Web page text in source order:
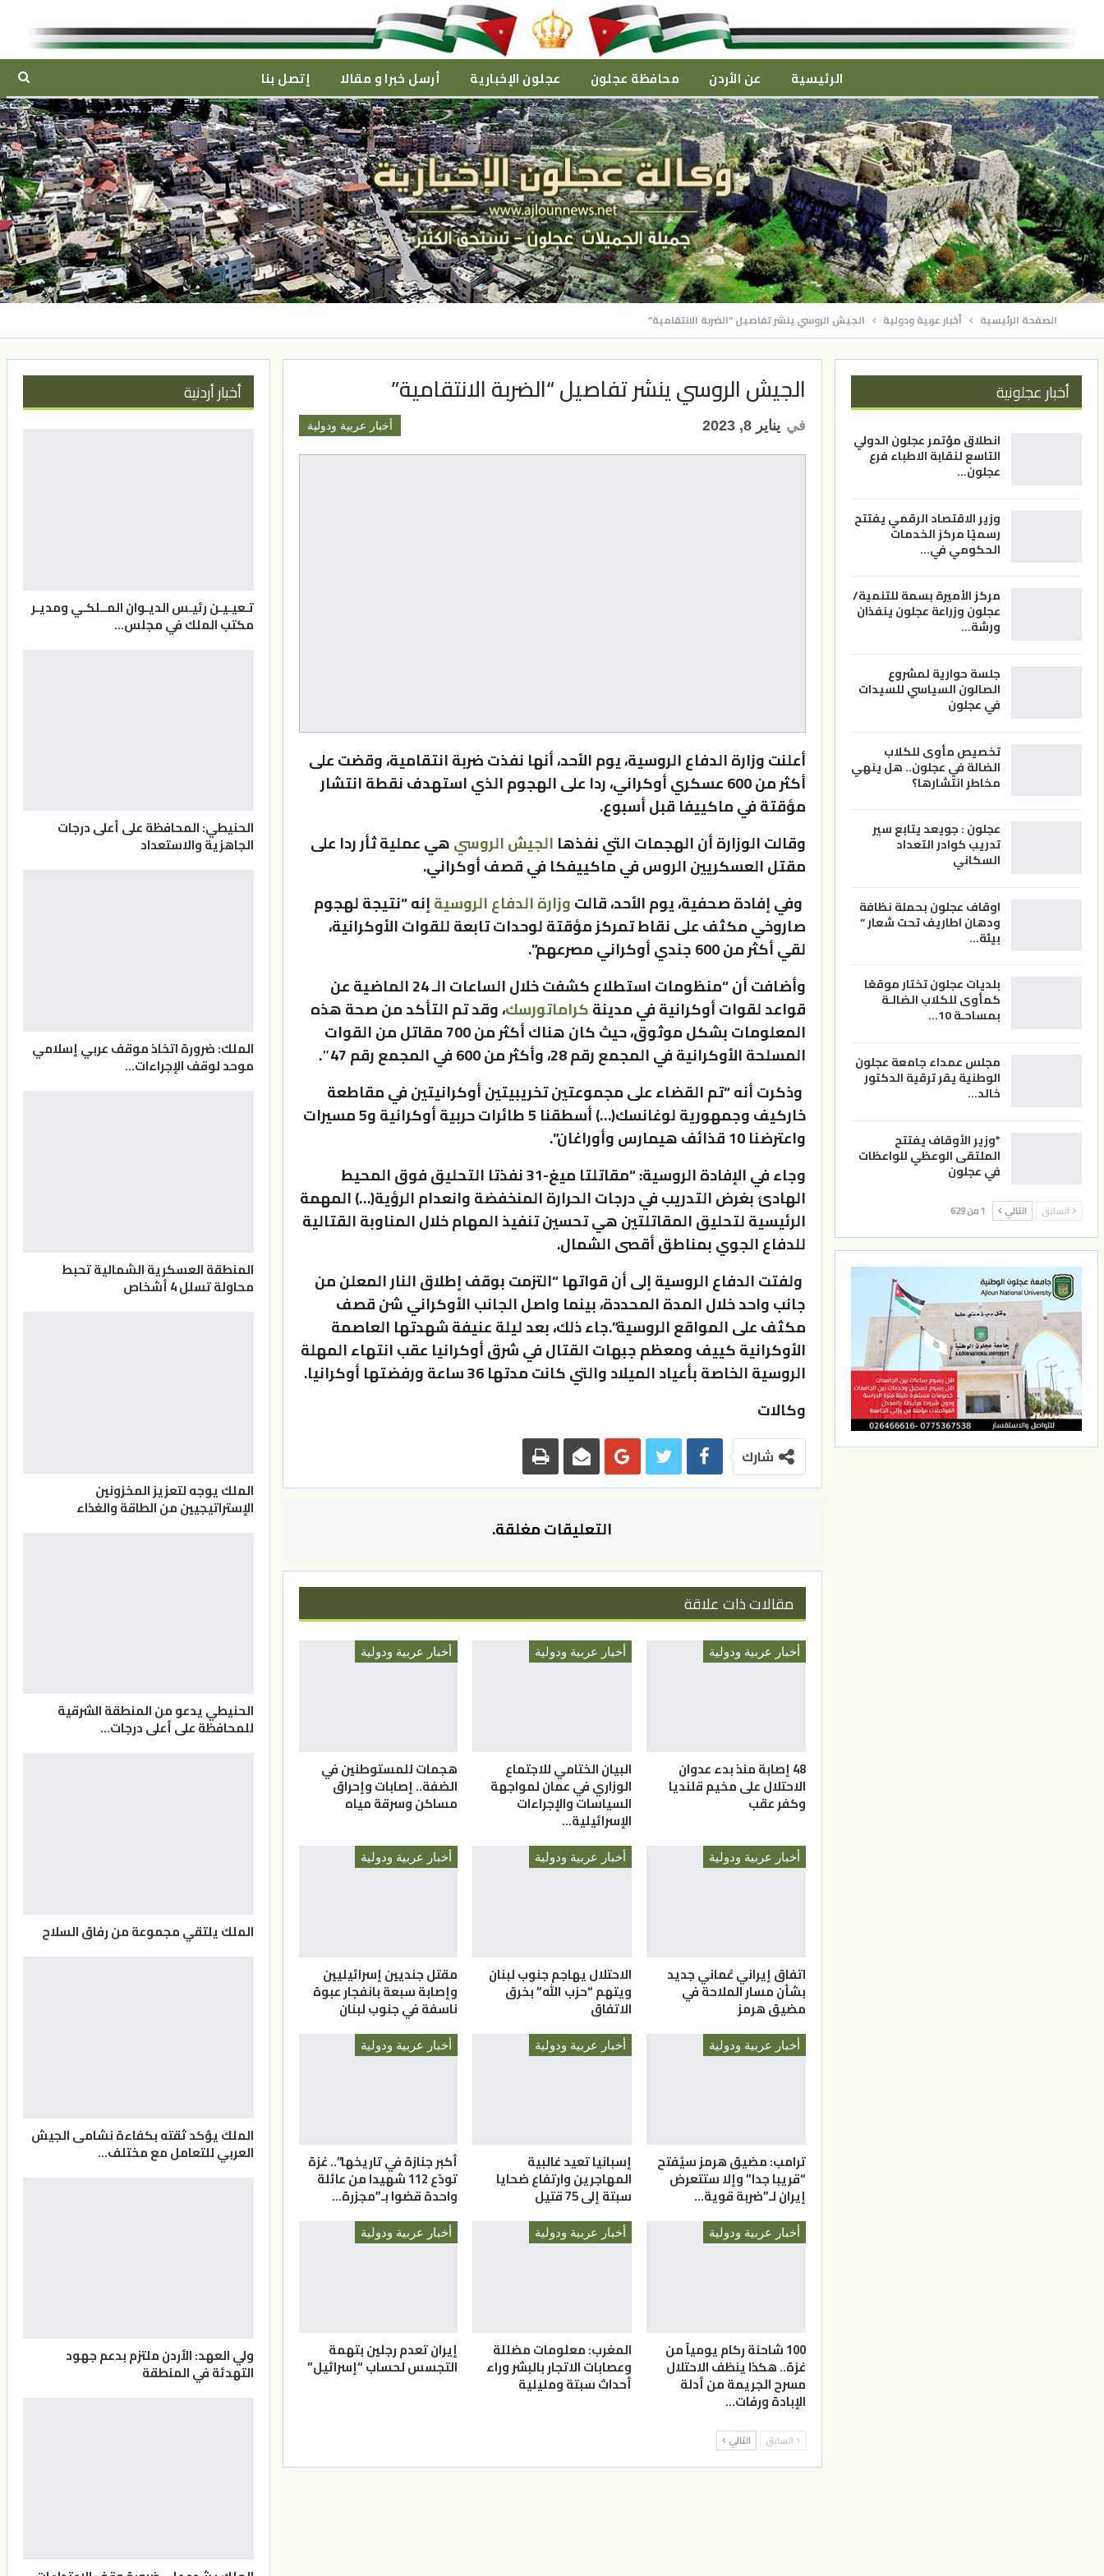
الرئيسية عن الأردن محافظة عجلون عجلون الإخبارية أرسل خبرا و مقالا إتصل بنا
الصفحة الرئيسية أخبار عربية ودولية الجيش الروسي ينشر تفاصيل “الضربة الانتقامية”
الجيش الروسي ينشر تفاصيل “الضربة الانتقامية”
أخبار عربية ودولية في يناير 8, 2023
أعلنت وزارة الدفاع الروسية، يوم الأحد، أنها نفذت ضربة انتقامية، وقضت على
أكثر من 600 عسكري أوكراني، ردا على الهجوم الذي استهدف نقطة انتشار
مؤقتة في ماكييفا قبل أسبوع.
وقالت الوزارة أن الهجمات التي نفذها الجيش الروسيهي عملية ثأر ردا على
مقتل العسكريين الروس في ماكييفكا في قصف أوكراني.
وفي إفادة صحفية، يوم الأحد، قالتوزارة الدفاع الروسيةإنه “نتيجة لهجوم
صاروخي مكثف على نقاط تمركز مؤقتة لوحدات تابعة للقوات الأوكرانية،
لقي أكثر من 600 جندي أوكراني مصرعهم”.
وأضافت أن “منظومات استطلاع كشفت خلال الساعات الـ 24 الماضية عن
قواعد لقوات أوكرانية في مدينةكراماتورسك، وقد تم التأكد من صحة هذه
المعلومات بشكل موثوق، حيث كان هناك أكثر من 700 مقاتل من القوات
المسلحة الأوكرانية في المجمع رقم 28، وأكثر من 600 في المجمع رقم 47″.
وذكرت أنه “تم القضاء على مجموعتين تخريبيتين أوكرانيتين في مقاطعة
خاركيف وجمهورية لوغانسك(…) أسطقنا 5 طائرات حربية أوكرانية و5 مسيرات
واعترضنا 10 قذائف هيمارس وأوراغان”.
وجاء في الإفادة الروسية: “مقاتلتا ميغ-31 نفذتا التحليق فوق المحيط
الهادئ بغرض التدريب في درجات الحرارة المنخفضة وانعدام الرؤية(…) المهمة
الرئيسية لتحليق المقاتلتين هي تحسين تنفيذ المهام خلال المناوبة القتالية
للدفاع الجوي بمناطق أقصى الشمال.
ولفتت الدفاع الروسية إلى أن قواتها “التزمت بوقف إطلاق النار المعلن من
جانب واحد خلال المدة المحددة، بينما واصل الجانب الأوكراني شن قصف
مكثف على المواقع الروسية”.جاء ذلك، بعد ليلة عنيفة شهدتها العاصمة
الأوكرانية كييف ومعظم جبهات القتال في شرق أوكرانيا عقب انتهاء المهلة
الروسية الخاصة بأعياد الميلاد والتي كانت مدتها 36 ساعة ورفضتها أوكرانيا.
وكالات
شارك
التعليقات مغلقة.
مقالات ذات علاقة
أخبار عربية ودولية
48 إصابة منذ بدء عدوان
الاحتلال على مخيم قلنديا
وكفر عقب
أخبار عربية ودولية
البيان الختامي للاجتماع
الوزاري في عمان لمواجهة
السياسات والإجراءات
الإسرائيلية…
أخبار عربية ودولية
هجمات للمستوطنين في
الضفة.. إصابات وإحراق
مساكن وسرقة مياه
أخبار عربية ودولية
اتفاق إيراني عُماني جديد
بشأن مسار الملاحة في
مضيق هرمز
أخبار عربية ودولية
الاحتلال يهاجم جنوب لبنان
ويتهم “حزب الله” بخرق
الاتفاق
أخبار عربية ودولية
مقتل جنديين إسرائيليين
وإصابة سبعة بانفجار عبوة
ناسفة في جنوب لبنان
أخبار عربية ودولية
ترامب: مضيق هرمز سيُفتح
“قريبا جدا” وإلا ستتعرض
إيران لـ”ضربة قوية…
أخبار عربية ودولية
إسبانيا تعيد غالبية
المهاجرين وارتفاع ضحايا
سبتة إلى 75 قتيل
أخبار عربية ودولية
أكبر جنازة في تاريخها”.. غزة
تودّع 112 شهيدا من عائلة
واحدة قضوا بـ”مجزرة…
أخبار عربية ودولية
100 شاحنة ركام يومياً من
غزة.. هكذا ينظف الاحتلال
مسرح الجريمة من أدلة
الإبادة ورفات…
أخبار عربية ودولية
المغرب: معلومات مضللة
وعصابات الاتجار بالبشر وراء
أحداث سبتة ومليلية
أخبار عربية ودولية
إيران تعدم رجلين بتهمة
التجسس لحساب “إسرائيل”
السابق التالي
أخبار عجلونية
انطلاق مؤتمر عجلون الدولي
التاسع لنقابة الاطباء فرع
عجلون…
وزير الاقتصاد الرقمي يفتتح
رسميًا مركز الخدمات
الحكومي في…
مركز الأميرة بسمة للتنمية/
عجلون وزراعة عجلون ينفذان
ورشة…
جلسة حوارية لمشروع
الصالون السياسي للسيدات
في عجلون
تخصيص مأوى للكلاب
الضالة في عجلون.. هل ينهي
مخاطر انتشارها؟
عجلون : جويعد يتابع سير
تدريب كوادر التعداد
السكاني
اوقاف عجلون بحملة نظافة
ودهان اطاريف تحت شعار ”
بيئة…
بلديات عجلون تختار موقعًا
كمأوى للكلاب الضالـة
بمساحـة 10…
مجلس عمداء جامعة عجلون
الوطنية يقر ترقية الدكتور
خالد…
*وزير الأوقاف يفتتح
الملتقى الوعظي للواعظات
في عجلون
السابق التالي 1 من 629
أخبار أردنية
تـعيـيـن رئيـس الديـوان المــلكـي ومديـر
مكتب الملك في مجلس…
الحنيطي: المحافظة على أعلى درجات
الجاهزية والاستعداد
الملك: ضرورة اتخاذ موقف عربي إسلامي
موحد لوقف الإجراءات…
المنطقة العسكرية الشمالية تحبط
محاولة تسلل 4 أشخاص
الملك يوجه لتعزيز المخزونين
الإستراتيجيين من الطاقة والغذاء
الحنيطي يدعو من المنطقة الشرقية
للمحافظة على أعلى درجات…
الملك يلتقي مجموعة من رفاق السلاح
الملك يؤكد ثقته بكفاءة نشامى الجيش
العربي للتعامل مع مختلف…
ولي العهد: الأردن ملتزم بدعم جهود
التهدئة في المنطقة